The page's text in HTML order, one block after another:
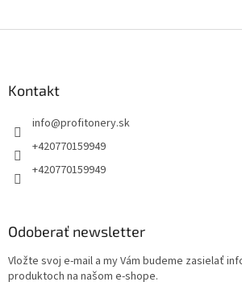
Kontakt
info@profitonery.sk
+420770159949
+420770159949
Odoberať newsletter
Vložte svoj e-mail a my Vám budeme zasielať
produktoch na našom e-shope.